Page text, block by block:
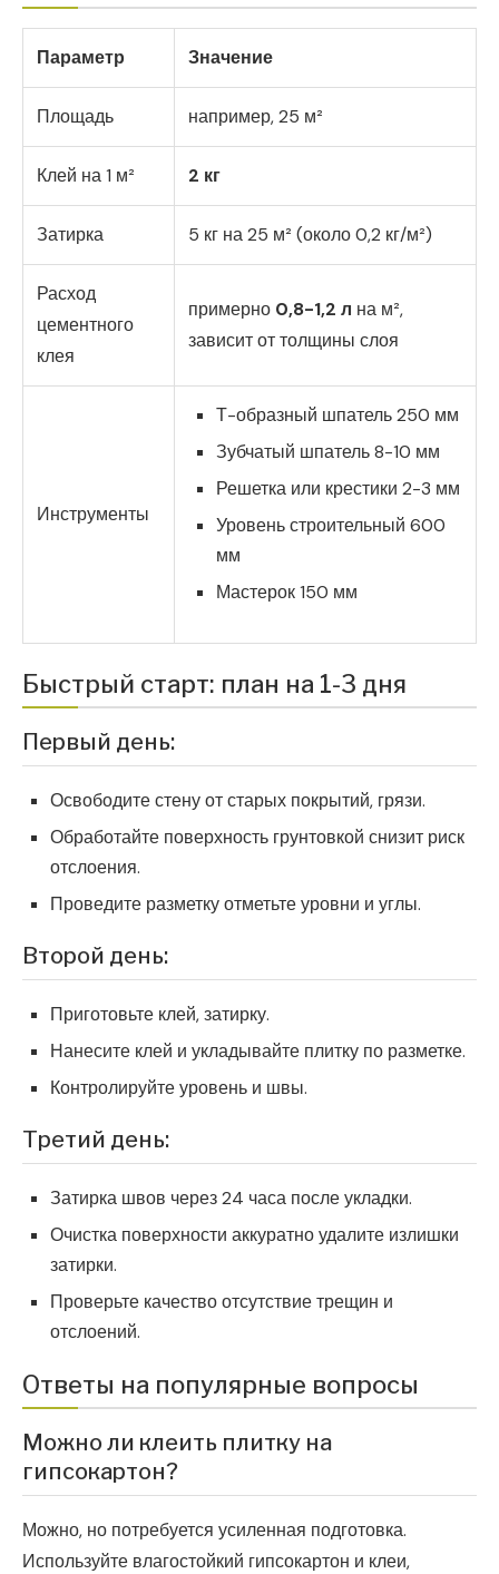
Параметр Значение
Площадь например, 25 м²
Клей на 1 м² 2 кг
Затирка 5 кг на 25 м² (около 0,2 кг/м²)
Расход
цементного
клея
примерно 0,8-1,2 л на м²,
зависит от толщины слоя
Инструменты
Т-образный шпатель 250 мм
Зубчатый шпатель 8-10 мм
Решетка или крестики 2-3 мм
Уровень строительный 600
мм
Мастерок 150 мм
Быстрый старт: план на 1-3 дня
Первый день:
Освободите стену от старых покрытий, грязи.
Обработайте поверхность грунтовкой снизит риск
отслоения.
Проведите разметку отметьте уровни и углы.
Второй день:
Приготовьте клей, затирку.
Нанесите клей и укладывайте плитку по разметке.
Контролируйте уровень и швы.
Третий день:
Затирка швов через 24 часа после укладки.
Очистка поверхности аккуратно удалите излишки
затирки.
Проверьте качество отсутствие трещин и
отслоений.
Ответы на популярные вопросы
Можно ли клеить плитку на
гипсокартон?
Можно, но потребуется усиленная подготовка.
Используйте влагостойкий гипсокартон и клеи,